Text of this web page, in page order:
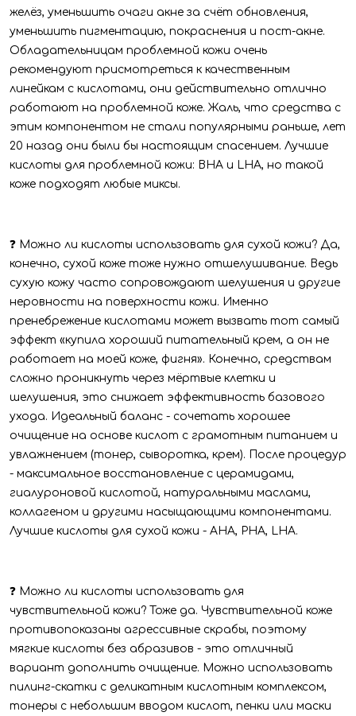
желёз, уменьшить очаги акне за счёт обновления,
уменьшить пигментацию, покраснения и пост-акне.
Обладательницам проблемной кожи очень
рекомендуют присмотреться к качественным
линейкам с кислотами, они действительно отлично
работают на проблемной коже. Жаль, что средства с
этим компонентом не стали популярными раньше, лет
20 назад они были бы настоящим спасением. Лучшие
кислоты для проблемной кожи: BHA и LHA, но такой
коже подходят любые миксы.
❓ Можно ли кислоты использовать для сухой кожи? Да,
конечно, сухой коже тоже нужно отшелушивание. Ведь
сухую кожу часто сопровождают шелушения и другие
неровности на поверхности кожи. Именно
пренебрежение кислотами может вызвать тот самый
эффект «купила хороший питательный крем, а он не
работает на моей коже, фигня». Конечно, средствам
сложно проникнуть через мёртвые клетки и
шелушения, это снижает эффективность базового
ухода. Идеальный баланс - сочетать хорошее
очищение на основе кислот с грамотным питанием и
увлажнением (тонер, сыворотка, крем). После процедур
- максимальное восстановление с церамидами,
гиалуроновой кислотой, натуральными маслами,
коллагеном и другими насыщающими компонентами.
Лучшие кислоты для сухой кожи - AHA, PHA, LHA.
❓ Можно ли кислоты использовать для
чувствительной кожи? Тоже да. Чувствительной коже
противопоказаны агрессивные скрабы, поэтому
мягкие кислоты без абразивов - это отличный
вариант дополнить очищение. Можно использовать
пилинг-скатки с деликатным кислотным комплексом,
тонеры с небольшим вводом кислот, пенки или маски